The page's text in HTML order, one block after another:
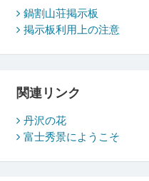
鍋割山荘掲示板
掲示板利用上の注意
関連リンク
丹沢の花
富士秀景にようこそ